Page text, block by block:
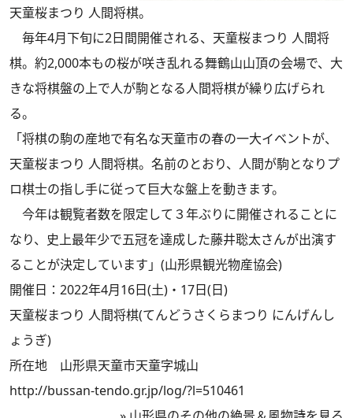
天童桜まつり 人間将棋。
毎年4月下旬に2日間開催される、天童桜まつり 人間将
棋。約2,000本もの桜が咲き乱れる舞鶴山山頂の会場で、大
きな将棋盤の上で人が駒となる人間将棋が繰り広げられ
る。
「将棋の駒の産地で有名な天童市の春の一大イベントが、
天童桜まつり 人間将棋。名前のとおり、人間が駒となりプ
ロ棋士の指し手に従って巨大な盤上を動きます。
今年は観覧者数を限定して３年ぶりに開催されることに
なり、史上最年少で五冠を達成した藤井聡太さんが出演す
ることが決定しています」(山形県観光物産協会)
開催日：2022年4月16日(土)・17日(日)
天童桜まつり 人間将棋(てんどうさくらまつり にんげんし
ょうぎ)
所在地 山形県天童市天童字城山
http://bussan-tendo.gr.jp/log/?l=510461